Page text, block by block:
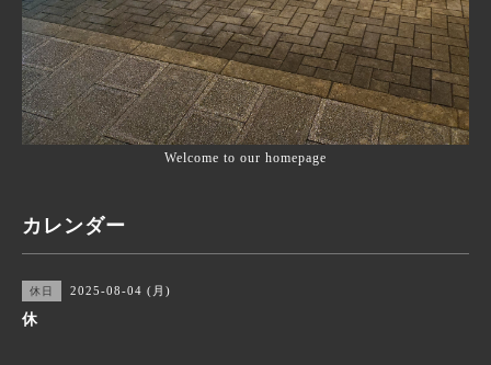
Welcome to our homepage
カレンダー
休日 2025-08-04 (月)
休